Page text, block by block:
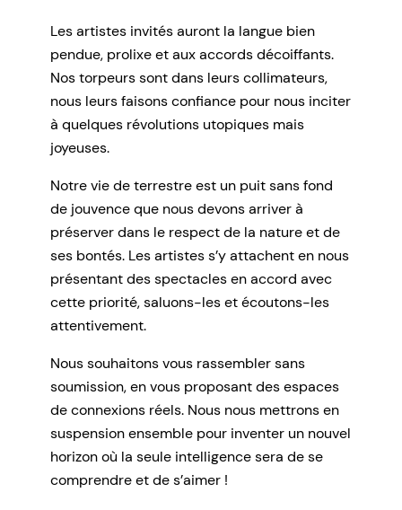
Les artistes invités auront la langue bien
pendue, prolixe et aux accords décoiffants.
Nos torpeurs sont dans leurs collimateurs,
nous leurs faisons confiance pour nous inciter
à quelques révolutions utopiques mais
joyeuses.
Notre vie de terrestre est un puit sans fond
de jouvence que nous devons arriver à
préserver dans le respect de la nature et de
ses bontés. Les artistes s’y attachent en nous
présentant des spectacles en accord avec
cette priorité, saluons-les et écoutons-les
attentivement.
Nous souhaitons vous rassembler sans
soumission, en vous proposant des espaces
de connexions réels. Nous nous mettrons en
suspension ensemble pour inventer un nouvel
horizon où la seule intelligence sera de se
comprendre et de s’aimer !